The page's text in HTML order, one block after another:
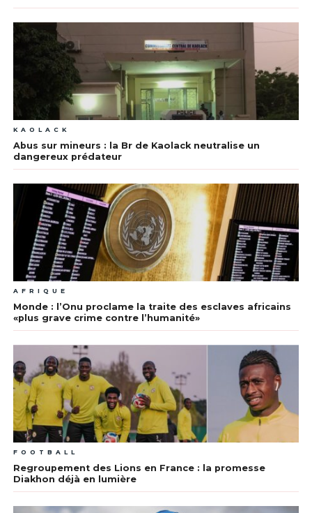
KAOLACK
Abus sur mineurs : la Br de Kaolack neutralise un
dangereux prédateur
AFRIQUE
Monde : l’Onu proclame la traite des esclaves africains
«plus grave crime contre l’humanité»
FOOTBALL
Regroupement des Lions en France : la promesse
Diakhon déjà en lumière